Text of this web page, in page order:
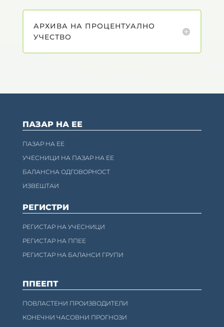
АРХИВА НА ПРОЦЕНТУАЛНО
УЧЕСТВО
ПАЗАР НА ЕЕ
ПАЗАР НА ЕЕ
УЧЕСНИЦИ НА ПАЗАР НА ЕЕ
БАЛАНСНА ОДГОВОРНОСТ
ИЗВЕШТАИ
РЕГИСТРИ
РЕГИСТАР НА УЧЕСНИЦИ
РЕГИСТАР НА ППЕЕ
РЕГИСТАР НА БАЛАНСИ ГРУПИ
ППЕЕПТ
ПОВЛАСТЕНИ ПРОИЗВОДИТЕЛИ
КОНЕЧНИ ЧАСОВНИ ПРОГНОЗИ